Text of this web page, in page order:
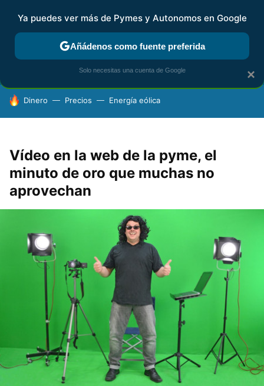
FISCALIDAD Y CONTABILIDAD KIT DIGITAL RENTA
HOY SE HABLA DE
Dinero Precios Energía eólica
Vídeo en la web de la pyme, el
minuto de oro que muchas no
aprovechan
×
Ya puedes ver más de Pymes y Autonomos en Google
Añádenos como fuente preferida
Solo necesitas una cuenta de Google